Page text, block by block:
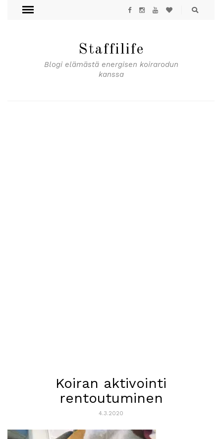
Staffilife
Blogi elämästä energisen koirarodun
kanssa
Koiran aktivointi
rentoutuminen
4.3.2020